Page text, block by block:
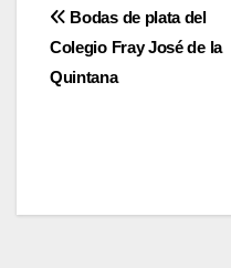
Navegación
de
Bodas de plata del
Colegio Fray José de la
Quintana